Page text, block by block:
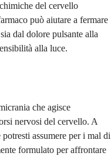
del cervello
può aiutare a fermare
dal dolore pulsante alla
alla luce.
che agisce
nervosi del cervello. A
assumere per i mal di
formulato per affrontare